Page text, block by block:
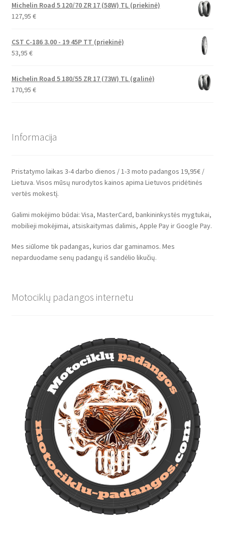
Michelin Road 5 120/70 ZR 17 (58W) TL (priekinė)
127,95 €
CST C-186 3.00 - 19 45P TT (priekinė)
53,95 €
Michelin Road 5 180/55 ZR 17 (73W) TL (galinė)
170,95 €
Informacija
Pristatymo laikas 3-4 darbo dienos / 1-3 moto padangos 19,95€ /
Lietuva. Visos mūsų nurodytos kainos apima Lietuvos pridėtinės
vertės mokestį.
Galimi mokėjimo būdai: Visa, MasterCard, bankininkystės mygtukai,
mobilieji mokėjimai, atsiskaitymas dalimis, Apple Pay ir Google Pay.
Mes siūlome tik padangas, kurios dar gaminamos. Mes
neparduodame senų padangų iš sandėlio likučių.
Motociklų padangos internetu